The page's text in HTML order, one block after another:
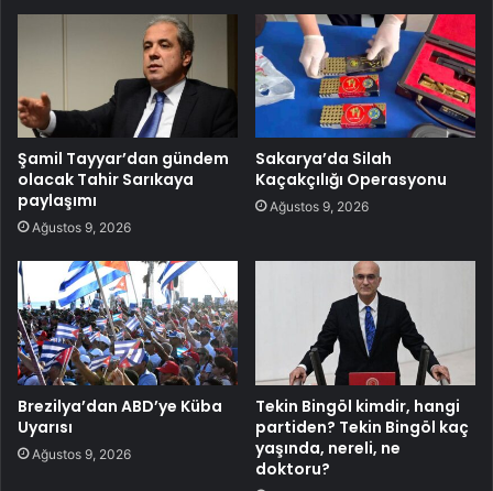
Şamil Tayyar’dan gündem
olacak Tahir Sarıkaya
paylaşımı
Ağustos 9, 2026
Sakarya’da Silah
Kaçakçılığı Operasyonu
Ağustos 9, 2026
Brezilya’dan ABD’ye Küba
Uyarısı
Ağustos 9, 2026
Tekin Bingöl kimdir, hangi
partiden? Tekin Bingöl kaç
yaşında, nereli, ne
doktoru?